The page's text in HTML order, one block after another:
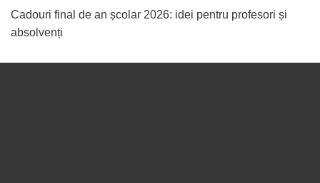
Cadouri final de an școlar 2026: idei pentru profesori și
absolvenți